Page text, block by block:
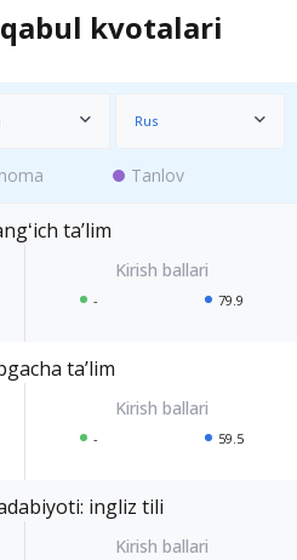
kvotalari
Rus
Tanlov
taʼlim
- 79.9
taʼlim
- 59.5
ingliz tili